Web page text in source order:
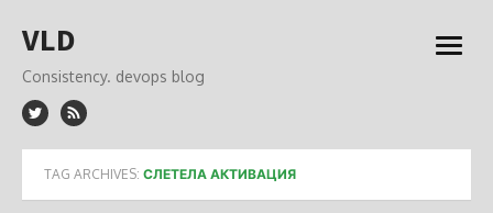
to
VLD
Consistency. devops blog
open
TAG ARCHIVES: СЛЕТЕЛА АКТИВАЦИЯ